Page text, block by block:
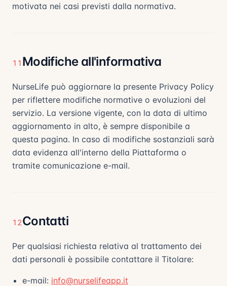
motivata nei casi previsti dalla normativa.
11 Modifiche all'informativa
NurseLife può aggiornare la presente Privacy Policy
per riflettere modifiche normative o evoluzioni del
servizio. La versione vigente, con la data di ultimo
aggiornamento in alto, è sempre disponibile a
questa pagina. In caso di modifiche sostanziali sarà
data evidenza all'interno della Piattaforma o
tramite comunicazione e-mail.
12Contatti
Per qualsiasi richiesta relativa al trattamento dei
dati personali è possibile contattare il Titolare:
e-mail: info@nurselifeapp.it